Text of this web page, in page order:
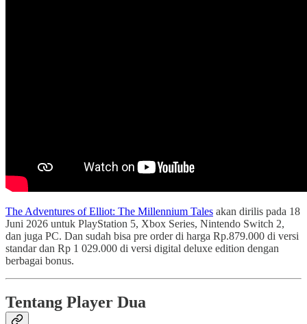
The Adventures of Elliot: The Millennium Tales akan dirilis pada 18
Juni 2026 untuk PlayStation 5, Xbox Series, Nintendo Switch 2,
dan juga PC. Dan sudah bisa pre order di harga Rp.879.000 di versi
standar dan Rp 1 029.000 di versi digital deluxe edition dengan
berbagai bonus.
Tentang Player Dua